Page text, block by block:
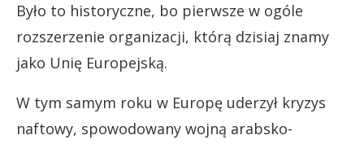
Było to historyczne, bo pierwsze w ogóle
rozszerzenie organizacji, którą dzisiaj znamy
jako Unię Europejską.
W tym samym roku w Europę uderzył kryzys
naftowy, spowodowany wojną arabsko-